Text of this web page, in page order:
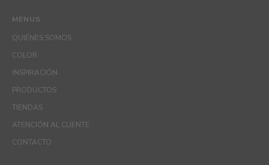
MENUS
QUIÉNES SOMOS
COLOR
INSPIRACIÓN
PRODUCTOS
TIENDAS
ATENCIÓN AL CLIENTE
CONTACTO